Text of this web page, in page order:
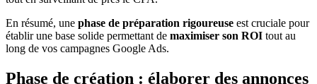
En résumé, une phase de préparation rigoureuse est cruciale pour
établir une base solide permettant de maximiser son ROI tout au
long de vos campagnes Google Ads.
Phase de création : élaborer des annonces